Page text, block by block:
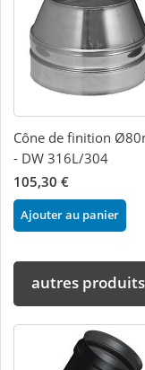
Cône de finition
- DW 316L/304
105,30 €
Ajouter au panier
autres